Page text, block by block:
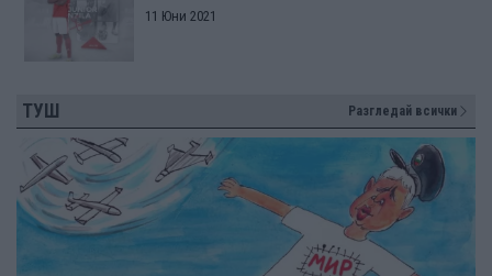
11 Юни 2021
ТУШ Разгледай всички